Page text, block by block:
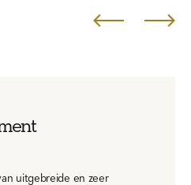
uitgebreide en zeer